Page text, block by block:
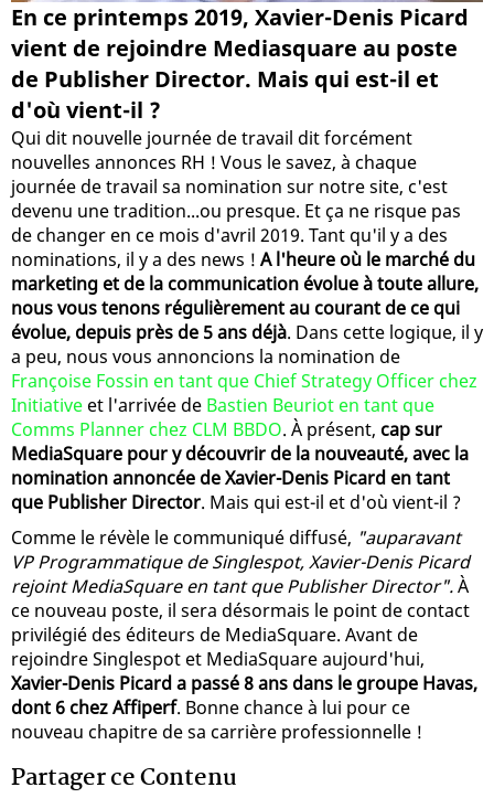
En ce printemps 2019, Xavier-Denis Picard
vient de rejoindre Mediasquare au poste
de Publisher Director. Mais qui est-il et
d'où vient-il ?
Qui dit nouvelle journée de travail dit forcément
nouvelles annonces RH ! Vous le savez, à chaque
journée de travail sa nomination sur notre site, c'est
devenu une tradition...ou presque. Et ça ne risque pas
de changer en ce mois d'avril 2019. Tant qu'il y a des
nominations, il y a des news ! A l'heure où le marché du
marketing et de la communication évolue à toute allure,
nous vous tenons régulièrement au courant de ce qui
évolue, depuis près de 5 ans déjà. Dans cette logique, il y
a peu, nous vous annoncions la nomination de
Françoise Fossin en tant que Chief Strategy Officer chez
Initiative et l'arrivée de Bastien Beuriot en tant que
Comms Planner chez CLM BBDO. À présent, cap sur
MediaSquare pour y découvrir de la nouveauté, avec la
nomination annoncée de Xavier-Denis Picard en tant
que Publisher Director. Mais qui est-il et d'où vient-il ?
Comme le révèle le communiqué diffusé, "auparavant
VP Programmatique de Singlespot, Xavier-Denis Picard
rejoint MediaSquare en tant que Publisher Director".À
ce nouveau poste, il sera désormais le point de contact
privilégié des éditeurs de MediaSquare. Avant de
rejoindre Singlespot et MediaSquare aujourd'hui,
Xavier-Denis Picard a passé 8 ans dans le groupe Havas,
dont 6 chez Affiperf. Bonne chance à lui pour ce
nouveau chapitre de sa carrière professionnelle !
Partager ce Contenu